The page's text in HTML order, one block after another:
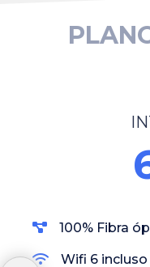
100% Fibra
Wifi 6 incluso